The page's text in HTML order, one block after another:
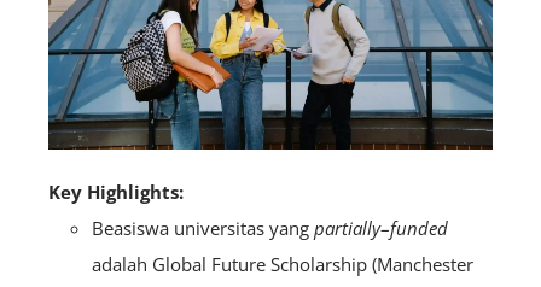
Key Highlights:
Beasiswa universitas yang partially–funded
adalah Global Future Scholarship (Manchester